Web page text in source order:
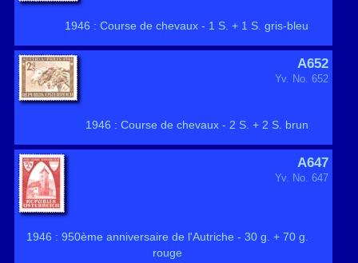
1946 : Course de chevaux - 1 S. + 1 S. gris-bleu
A652
Yv. No. 652
1946 : Course de chevaux - 2 S. + 2 S. brun
A647
Yv. No. 647
1946 : 950ème anniversaire de l'Autriche - 30 g. + 70 g.
rouge